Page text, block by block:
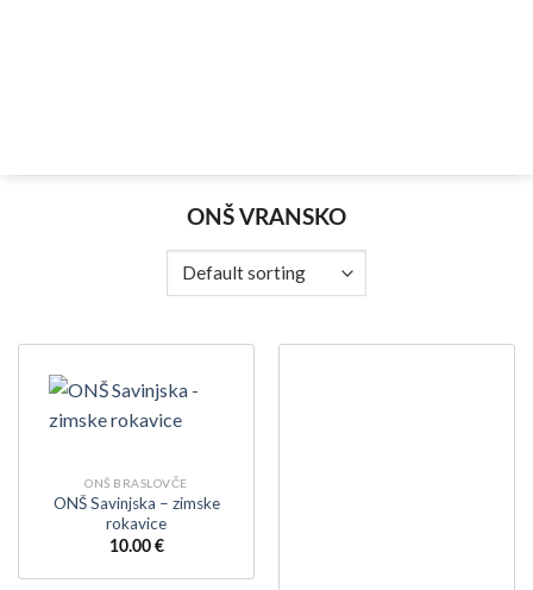
ONŠ VRANSKO
ONŠ BRASLOVČE
ONŠ Savinjska – zimske
rokavice
10.00 €